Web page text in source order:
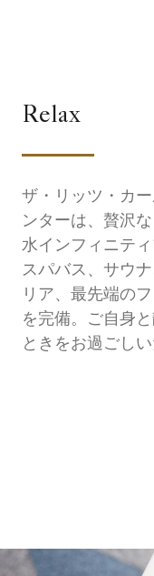
Relax
ザ・リッツ・カ
ンターは、贅沢
水インフィニテ
スパバス、サウ
リア、最先端の
を完備。ご自身
ときをお過ごしい